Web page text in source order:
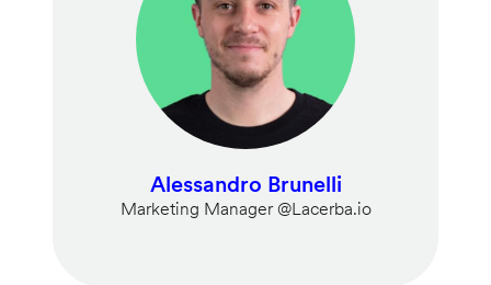
Alessandro Brunelli
Marketing Manager @Lacerba.io